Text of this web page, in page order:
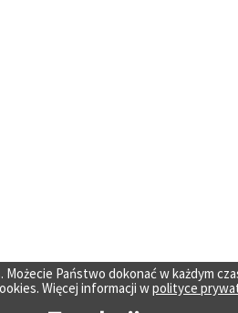
Państwo dokonać w każdym
Więcej informacji wpolityce